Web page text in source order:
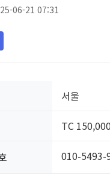
06-21 07:31
서울
TC
010-5493-